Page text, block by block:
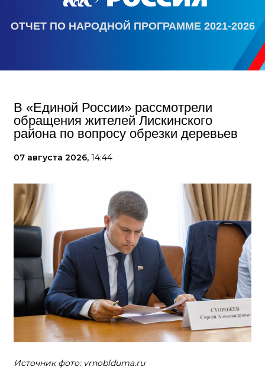
ОТЧЕТ ПО НАРОДНОЙ ПРОГРАММЕ 2021-2026
В «Единой России» рассмотрели
обращения жителей Лискинского
района по вопросу обрезки деревьев
07 августа 2026, 14:44
Источник фото: vrnoblduma.ru